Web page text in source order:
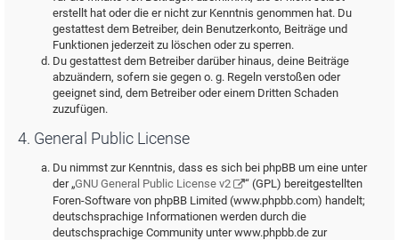
erstellt hat oder die er nicht zur Kenntnis genommen hat. Du
gestattest dem Betreiber, dein Benutzerkonto, Beiträge und
Funktionen jederzeit zu löschen oder zu sperren.
Du gestattest dem Betreiber darüber hinaus, deine Beiträge
abzuändern, sofern sie gegen o. g. Regeln verstoßen oder
geeignet sind, dem Betreiber oder einem Dritten Schaden
zuzufügen.
4. General Public License
Du nimmst zur Kenntnis, dass es sich bei phpBB um eine unter
der „GNU General Public License v2
“ (GPL) bereitgestellten
Foren-Software von phpBB Limited (www.phpbb.com) handelt;
deutschsprachige Informationen werden durch die
deutschsprachige Community unter www.phpbb.de zur